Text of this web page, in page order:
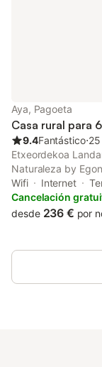
Aya, Pagoeta
Casa rural para
9.4Fantástico⋅
Etxeordekoa
Naturaleza by
Sculptures, 22 km
Monte Igueldo
Wifi Internet
Cancelación
desde 236 € por